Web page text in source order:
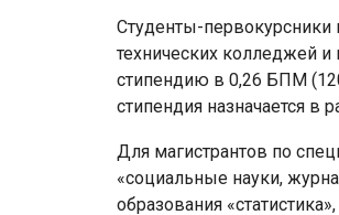
Студенты-первокурсники
технических колледжей
стипендию в 0,26 БПМ
стипендия назначается в
Для магистрантов по
«социальные науки,
образования